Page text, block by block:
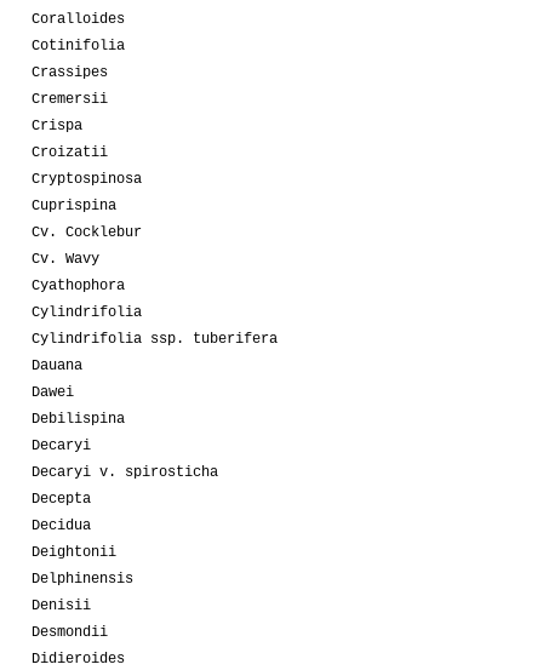
Coralloides
Cotinifolia
Crassipes
Cremersii
Crispa
Croizatii
Cryptospinosa
Cuprispina
Cv. Cocklebur
Cv. Wavy
Cyathophora
Cylindrifolia
Cylindrifolia ssp. tuberifera
Dauana
Dawei
Debilispina
Decaryi
Decaryi v. spirosticha
Decepta
Decidua
Deightonii
Delphinensis
Denisii
Desmondii
Didieroides